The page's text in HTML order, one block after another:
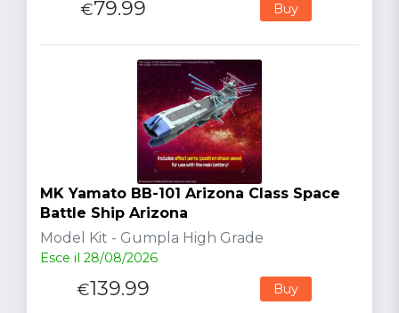
€79.99 Buy
MK Yamato BB-101 Arizona Class Space
Battle Ship Arizona
Model Kit - Gumpla High Grade
Esce il 28/08/2026
€139.99 Buy